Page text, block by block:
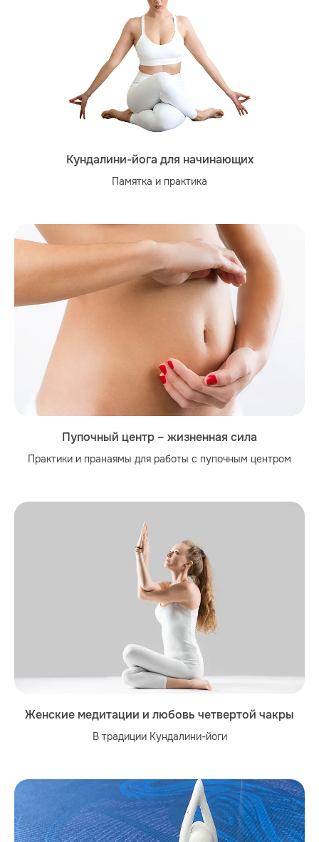
Кундалини-йога для начинающих
Памятка и практика
Пупочный центр – жизненная сила
Практики и пранаямы для работы с пупочным центром
Женские медитации и любовь четвертой чакры
В традиции Кундалини-йоги